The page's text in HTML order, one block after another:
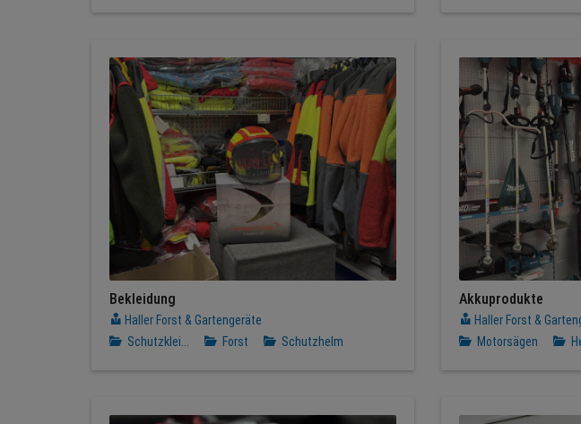
Bekleidung
Haller Forst & Gartengeräte
Schutzklei...
Forst Schutzhelm
Akkuprodukte
Haller Forst &
Motorsägen